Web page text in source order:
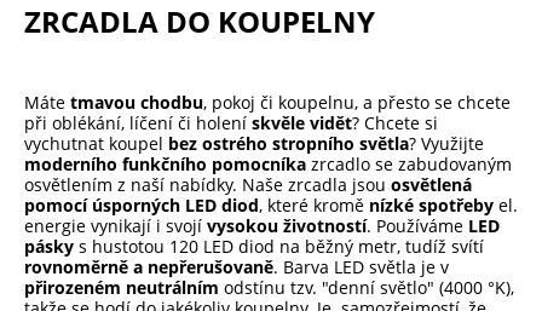
ZRCADLA DO KOUPELNY
Máte tmavou chodbu, pokoj či koupelnu, a přesto se chcete
při oblékání, líčení či holení skvěle vidět? Chcete si
vychutnat koupel bez ostrého stropního světla? Využijte
moderního funkčního pomocníka zrcadlo se zabudovaným
osvětlením z naší nabídky. Naše zrcadla jsou osvětlená
pomocí úsporných LED diod, které kromě nízké spotřeby el.
energie vynikají i svojí vysokou životností. Používáme LED
pásky s hustotou 120 LED diod na běžný metr, tudíž svítí
rovnoměrně a nepřerušovaně. Barva LED světla je v
přirozeném neutrálním odstínu tzv. "denní světlo" (4000 °K),